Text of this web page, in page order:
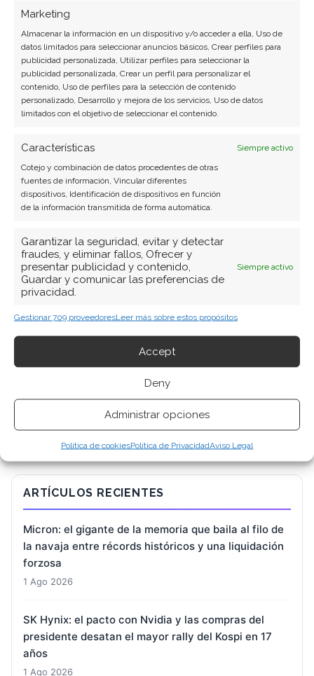
Marketing
Almacenar la información en un dispositivo y/o acceder a ella, Uso de
datos limitados para seleccionar anuncios básicos, Crear perfiles para
publicidad personalizada, Utilizar perfiles para seleccionar la
publicidad personalizada, Crear un perfil para personalizar el
contenido, Uso de perfiles para la selección de contenido
personalizado, Desarrollo y mejora de los servicios, Uso de datos
limitados con el objetivo de seleccionar el contenido.
Características
Siempre activo
Cotejo y combinación de datos procedentes de otras
fuentes de información, Vincular diferentes
dispositivos, Identificación de dispositivos en función
de la información transmitida de forma automática.
Garantizar la seguridad, evitar y detectar
fraudes, y eliminar fallos, Ofrecer y
presentar publicidad y contenido,
Guardar y comunicar las preferencias de
privacidad.
Siempre activo
Gestionar 709 proveedoresLeer más sobre estos propósitos
Accept
Deny
Administrar opciones
Política de cookiesPolítica de PrivacidadAviso Legal
ARTÍCULOS RECIENTES
Micron: el gigante de la memoria que baila al filo de
la navaja entre récords históricos y una liquidación
forzosa
1 Ago 2026
SK Hynix: el pacto con Nvidia y las compras del
presidente desatan el mayor rally del Kospi en 17
años
1 Ago 2026